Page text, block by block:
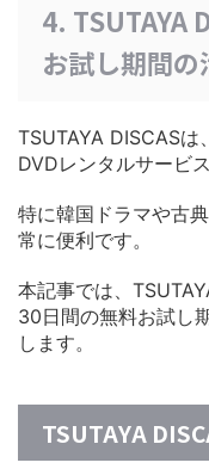
4. TSUTAYA
お試し期間の
TSUTAYA DISCASは
DVDレンタルサービス
特に韓国ドラマや古
常に便利です。
本記事では、
30日間の無料お試し
します。
TSUTAYA